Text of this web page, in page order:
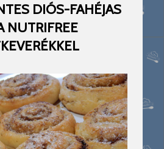
DIÓS-FAHÉJAS
NUTRIFREE